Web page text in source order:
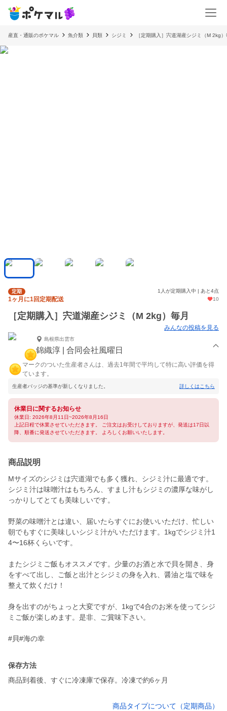
産直・通販のポケマル 魚介類 貝類 シジミ ［定期購入］宍道湖産シジミ（M 2kg
定期 1人が定期購入中 | あと4点
1ヶ月に1回定期配送 10
［定期購入］宍道湖産シジミ（M 2kg）毎月
みんなの投稿を見る
島根県出雲市
錦織淳 | 合同会社風曜日
マークのついた生産者さんは、過去1年間で平均して特に高い評価を得
ています。
生産者バッジの基準が新しくなりました。 詳しくはこちら
休業日に関するお知らせ
休業日: 2026年8月11日~2026年8月16日
上記日程で休業させていただきます。 ご注文はお受けしておりますが、発送は17日以
降、順番に発送させていただきます。 よろしくお願いいたします。
商品説明
Mサイズのシジミは宍道湖でも多く獲れ、シジミ汁に最適です。
シジミ汁は味噌汁はもちろん、すまし汁もシジミの濃厚な味がし
っかりしてとても美味しいです。
野菜の味噌汁とは違い、届いたらすぐにお使いいただけ、忙しい
朝でもすぐに美味しいシジミ汁がいただけます。1kgでシジミ汁1
4〜16杯くらいです。
またシジミご飯もオススメです。少量のお酒と水で貝を開き、身
をすべて出し、ご飯と出汁とシジミの身を入れ、醤油と塩で味を
整えて炊くだけ！
身を出すのがちょっと大変ですが、1kgで4合のお米を使ってシジ
ミご飯が楽しめます。是非、ご賞味下さい。
#貝#海の幸
保存方法
商品到着後、すぐに冷凍庫で保存。冷凍で約6ヶ月
商品タイプについて（定期商品）